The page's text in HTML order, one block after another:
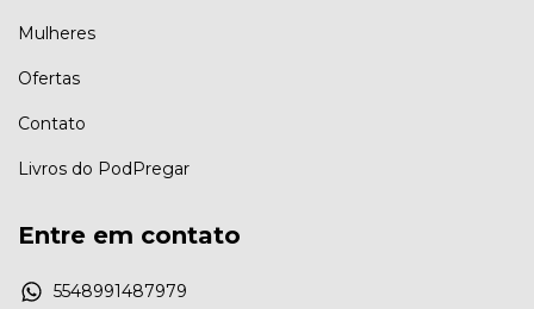
Mulheres
Ofertas
Contato
Livros do PodPregar
Entre em contato
5548991487979